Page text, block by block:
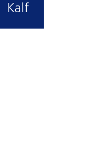
Kalf